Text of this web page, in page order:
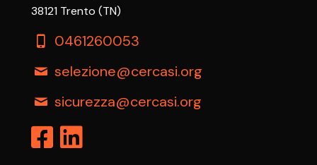
38121 Trento (TN)
0461260053
selezione@cercasi.org
sicurezza@cercasi.org